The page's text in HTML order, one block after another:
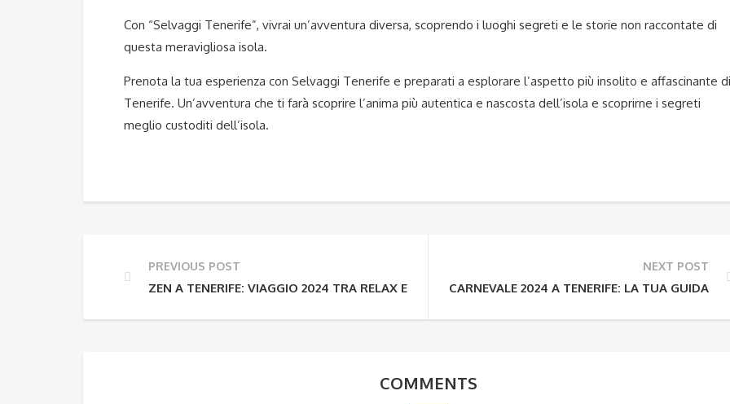
Con “Selvaggi Tenerife”, vivrai un’avventura diversa, scoprendo i luoghi segreti e le storie non raccontate di
questa meravigliosa isola.
Prenota la tua esperienza con Selvaggi Tenerife e preparati a esplorare l’aspetto più insolito e affascinante di
Tenerife. Un’avventura che ti farà scoprire l’anima più autentica e nascosta dell’isola e scoprirne i segreti
meglio custoditi dell’isola.
PREVIOUS POST
ZEN A TENERIFE: VIAGGIO 2024 TRA RELAX E SCOPERTA PERSONALE
NEXT POST
CARNEVALE 2024 A TENERIFE: LA TUA GUIDA
COMMENTS